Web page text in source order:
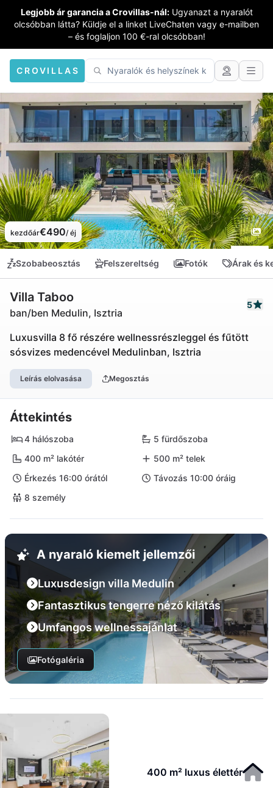
Legjobb ár garancia a Crovillas-nál: Ugyanazt a nyaralót
olcsóbban látta? Küldje el a linket LiveChaten vagy e-mailben
– és foglaljon 100 €-ral olcsóbban!
CROVILLAS
kezdőár€490/ éj
Szobabeosztás Felszereltség Fotók Árak és
Villa Taboo
ban/ben Medulin, Isztria
5
Luxusvilla 8 fő részére wellnessrészleggel és fűtött
sósvizes medencével Medulinban, Isztria
Leírás elolvasása Megosztás
Áttekintés
4 hálószoba
5 fürdőszoba
400 m² lakótér
500 m² telek
Érkezés 16:00 órától
Távozás 10:00 óráig
8 személy
A nyaraló kiemelt jellemzői
Luxusdesign villa Medulin
Fantasztikus tengerre néző kilátás
Umfangos wellnessajánlat
Fotógaléria
400 m² luxus élettér